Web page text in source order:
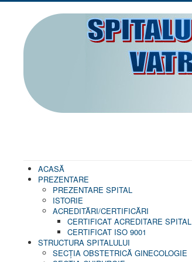
ACASĂ
PREZENTARE
PREZENTARE SPITAL
ISTORIE
ACREDITĂRI/CERTIFICĂRI
CERTIFICAT ACREDITARE SPITAL
CERTIFICAT ISO 9001
STRUCTURA SPITALULUI
SECŢIA OBSTETRICĂ GINECOLOGIE